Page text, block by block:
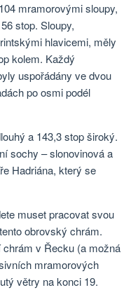
mramorovými sloupy,
stop. Sloupy,
hlavicemi, měly
kolem. Každý
uspořádány ve dvou
po osmi podél
a 143,3 stop široký.
sochy – slonovinová a
Hadriána, který se
muset pracovat svou
obrovský chrám.
v Řecku (a možná
mramorových
větry na konci 19.